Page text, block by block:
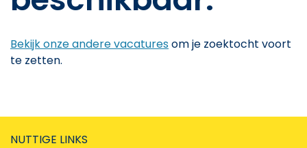
Bekijk onze andere vacaturesom je zoektocht voort
te zetten.
NUTTIGE LINKS